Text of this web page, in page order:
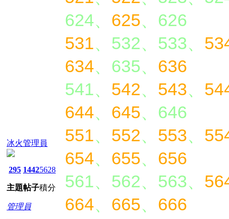
冰火管理員
295
主題
1442
帖子
5628
積分
管理員
624、 625、626
531、532、533、
634、635、 636
541、 542、 543、
644、 645、646
551、 552、 553、
654、 655、 656
561、562、563、
664、 665、 666